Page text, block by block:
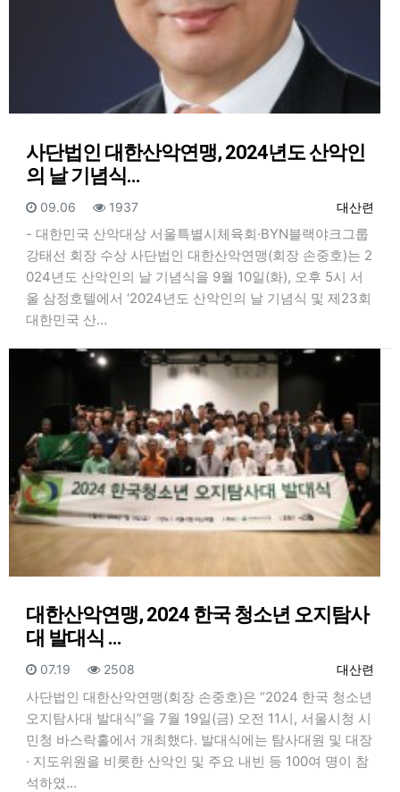
사단법인 대한산악연맹, 2024년도 산악인
의 날 기념식…
등록자
대산련
등록일
09.06 조회
1937
- 대한민국 산악대상 서울특별시체육회·BYN블랙야크그룹
강태선 회장 수상 사단법인 대한산악연맹(회장 손중호)는 2
024년도 산악인의 날 기념식을 9월 10일(화), 오후 5시 서
울 삼정호텔에서 ‘2024년도 산악인의 날 기념식 및 제23회
대한민국 산…
대한산악연맹, 2024 한국 청소년 오지탐사
대 발대식 …
등록자
대산련
등록일
07.19 조회
2508
사단법인 대한산악연맹(회장 손중호)은 “2024 한국 청소년
오지탐사대 발대식”을 7월 19일(금) 오전 11시, 서울시청 시
민청 바스락홀에서 개최했다. 발대식에는 탐사대원 및 대장
· 지도위원을 비롯한 산악인 및 주요 내빈 등 100여 명이 참
석하였…